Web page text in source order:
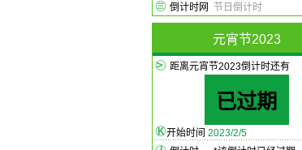
倒计时网
节日倒计时
元宵节2023
距离元宵节2023倒计时还有
已过期
开始时间 2023/2/5